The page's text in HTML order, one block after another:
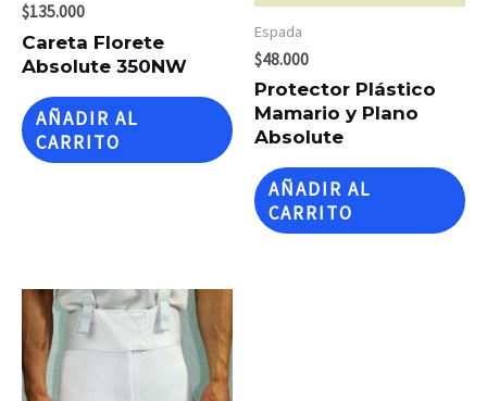
$135.000
Careta Florete
Absolute 350NW
AÑADIR AL
CARRITO
Espada
$48.000
Protector Plástico
Mamario y Plano
Absolute
AÑADIR AL
CARRITO